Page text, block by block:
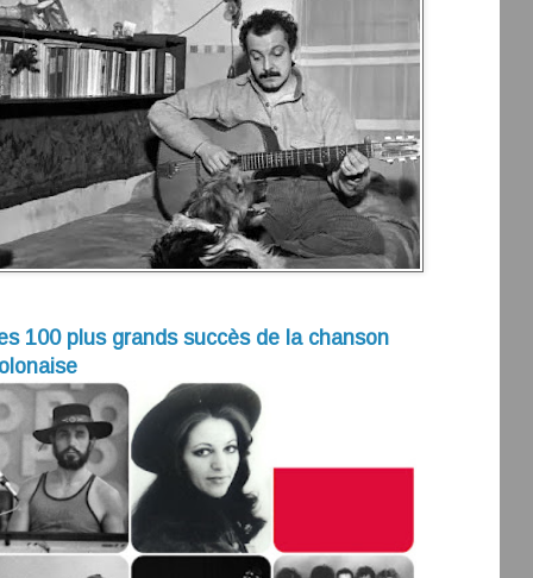
100 plus grands succès de la chanson